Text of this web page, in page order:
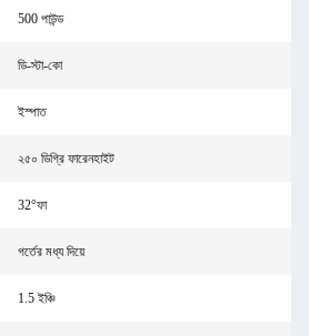
500 পাউন্ড
ডি-স্টা-কো
ইস্পাত
২৫০ ডিগ্রি ফারেনহাইট
32°ফা
গর্তের মধ্য দিয়ে
1.5 ইঞ্চি